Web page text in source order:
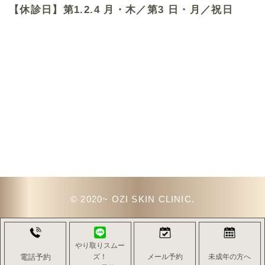
【休診日】第1.2.4 月・木／第3 日・月／祝日
© 2020~ OZI SKIN CLINIC.
電話予約
やり取りスムー
ズ！
メール予約 未成年の方へ